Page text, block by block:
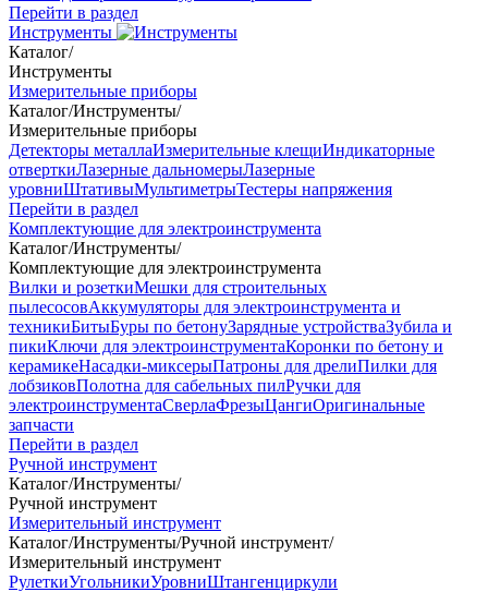
Перейти в раздел
Инструменты
Каталог/
Инструменты
Измерительные приборы
Каталог/Инструменты/
Измерительные приборы
Детекторы металлаИзмерительные клещиИндикаторные
отверткиЛазерные дальномерыЛазерные
уровниШтативыМультиметрыТестеры напряжения
Перейти в раздел
Комплектующие для электроинструмента
Каталог/Инструменты/
Комплектующие для электроинструмента
Вилки и розеткиМешки для строительных
пылесосовАккумуляторы для электроинструмента и
техникиБитыБуры по бетонуЗарядные устройстваЗубила и
пикиКлючи для электроинструментаКоронки по бетону и
керамикеНасадки-миксерыПатроны для дрелиПилки для
лобзиковПолотна для сабельных пилРучки для
электроинструментаСверлаФрезыЦангиОригинальные
запчасти
Перейти в раздел
Ручной инструмент
Каталог/Инструменты/
Ручной инструмент
Измерительный инструмент
Каталог/Инструменты/Ручной инструмент/
Измерительный инструмент
РулеткиУгольникиУровниШтангенциркули